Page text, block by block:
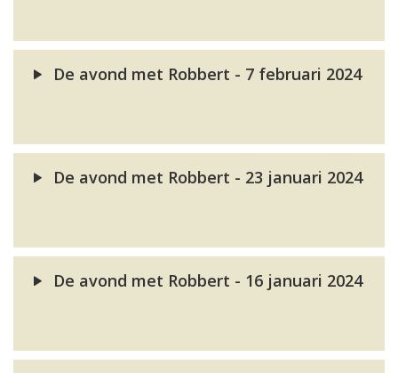
De avond met Robbert - 7 februari 2024
De avond met Robbert - 23 januari 2024
De avond met Robbert - 16 januari 2024